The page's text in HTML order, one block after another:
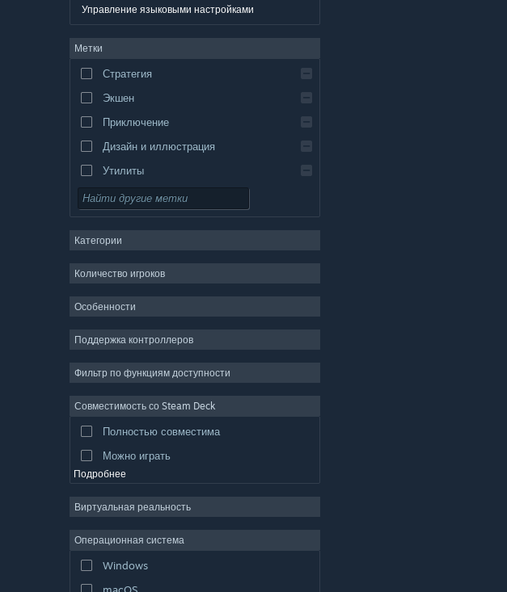
Управление языковыми настройками
Метки
Стратегия
Экшен
Приключение
Дизайн и иллюстрация
Утилиты
Бесплатная игра
ММО
Симулятор
Видеопродакшн
Обработка фото
Категории
Количество игроков
Особенности
Поддержка контроллеров
Фильтр по функциям доступности
Совместимость со Steam Deck
Полностью совместима
Можно играть
Подробнее
Виртуальная реальность
Операционная система
Windows